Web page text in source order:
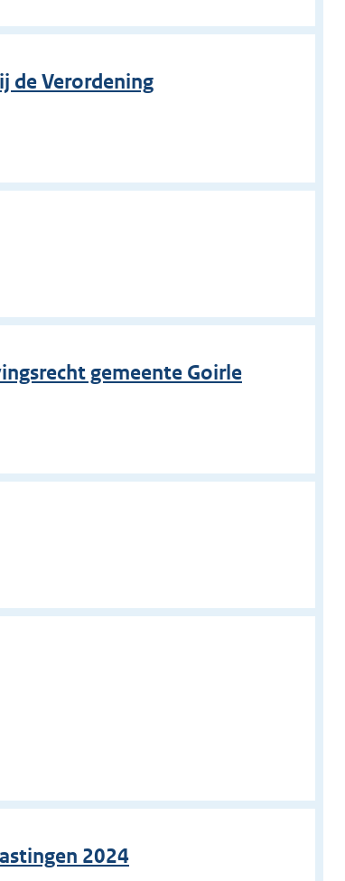
de Verordening
gemeente Goirle
2024